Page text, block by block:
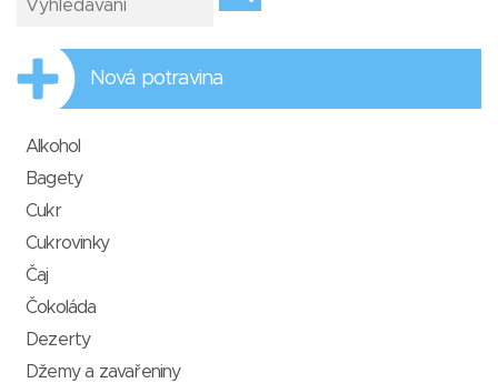
Nová potravina
Alkohol
Bagety
Cukr
Cukrovinky
Čaj
Čokoláda
Dezerty
Džemy a zavařeniny